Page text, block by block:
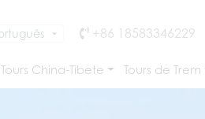
+86 18583346229
Tours China-Tibete Tours de Trem